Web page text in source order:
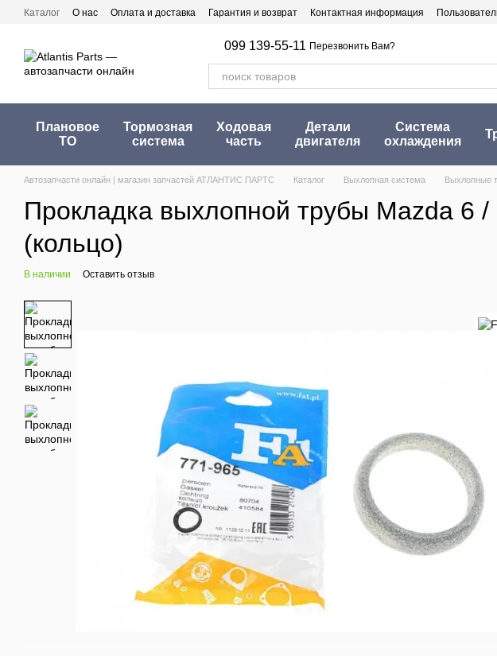
Перейти к основному контенту
Каталог О нас Оплата и доставка Гарантия и возврат Контактная информация
099 139-55-11 Перезвонить Вам?
Плановое
ТО
Тормозная
система
Ходовая
часть
Детали
двигателя
Система
охлаждения
Автозапчасти онлайн | магазин запчастей АТЛАНТИС ПАРТС Каталог Выхлопная система Выхлопные
Прокладка выхлопной трубы Mazda 6
(кольцо)
В наличии Оставить отзыв